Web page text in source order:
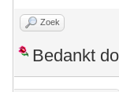
Zoek
Bedankt